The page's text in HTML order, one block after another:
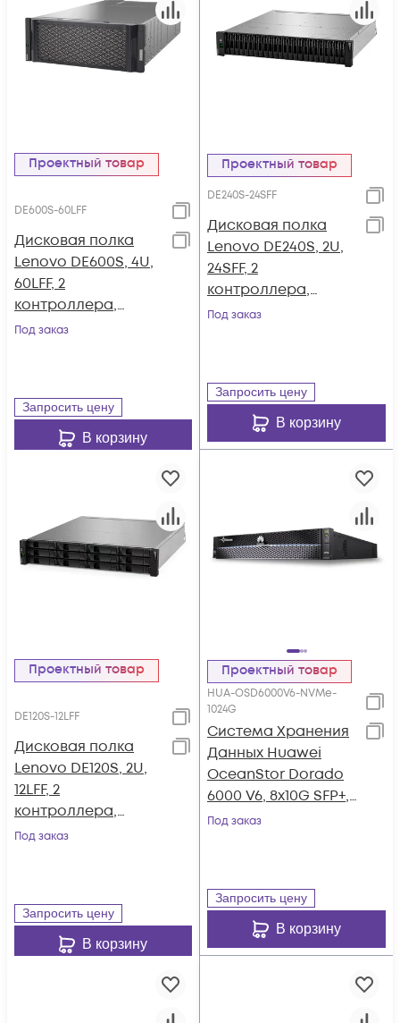
Проектный товар
DE600S-60LFF
Дисковая полка
Lenovo DE600S, 4U,
60LFF, 2
контроллера,
резервируемый БП
Под заказ
Запросить цену
В корзину
Проектный товар
DE240S-24SFF
Дисковая полка
Lenovo DE240S, 2U,
24SFF, 2
контроллера,
резервируемый БП
Под заказ
Запросить цену
В корзину
Проектный товар
DE120S-12LFF
Дисковая полка
Lenovo DE120S, 2U,
12LFF, 2
контроллера,
резервируемый БП
Под заказ
Запросить цену
В корзину
Проектный товар
HUA-OSD6000V6-NVMe-
1024G
Система Хранения
Данных Huawei
OceanStor Dorado
6000 V6, 8x10G SFP+,
4x100G RDMA
Под заказ
Запросить цену
В корзину